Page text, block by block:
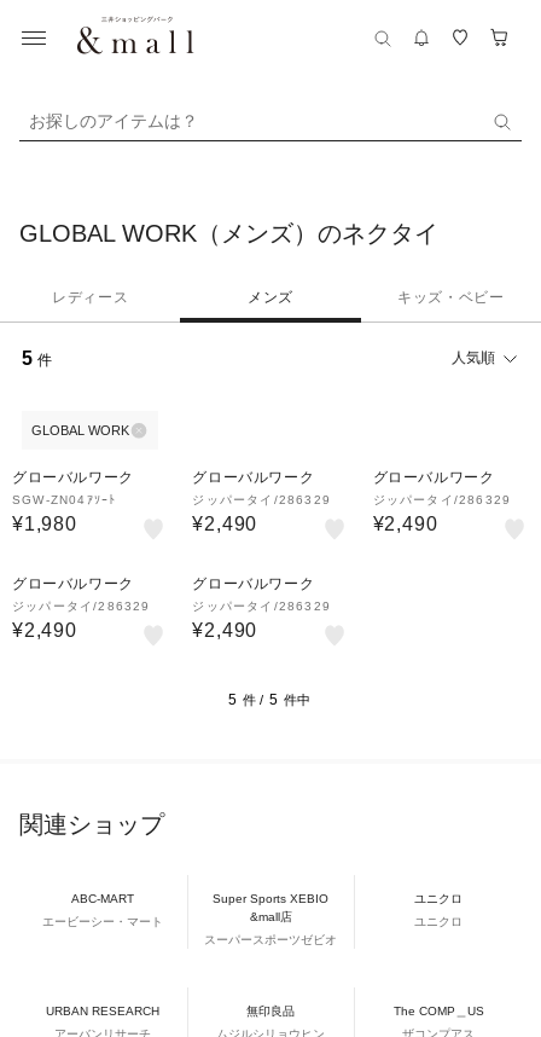
お探しのアイテムは？
GLOBAL WORK（メンズ）のネクタイ
レディース メンズ キッズ・ベビー
5 件 人気順
GLOBAL WORK
グローバルワーク
SGW-ZN04ｱｿｰﾄ
¥1,980
グローバルワーク
ジッパータイ/286329
¥2,490
グローバルワーク
ジッパータイ/286329
¥2,490
グローバルワーク
ジッパータイ/286329
¥2,490
グローバルワーク
ジッパータイ/286329
¥2,490
5 件 / 5 件中
関連ショップ
ABC-MART
エービーシー・マート
Super Sports XEBIO
&mall店
スーパースポーツゼビオ
ユニクロ
ユニクロ
URBAN RESEARCH
アーバンリサーチ
無印良品
ムジルシリョウヒン
The COMP＿US
ザコンプアス